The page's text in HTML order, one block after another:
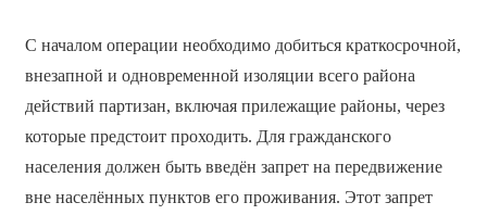
С началом операции необходимо добиться краткосрочной,
внезапной и одновременной изоляции всего района
действий партизан, включая прилежащие районы, через
которые предстоит проходить. Для гражданского
населения должен быть введён запрет на передвижение
вне населённых пунктов его проживания. Этот запрет